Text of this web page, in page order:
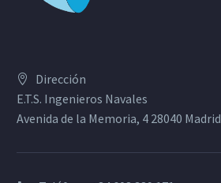
Dirección
E.T.S. Ingenieros Navales
Avenida de la Memoria, 4 28040 Madrid